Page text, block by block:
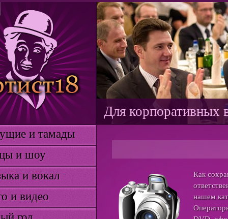
Для корпоративных
и тамады
и шоу
и вокал
видео
Как
нашем